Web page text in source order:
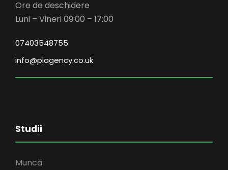
Ore de deschidere
Luni – Vineri 09:00 – 17:00
07403548755
info@plagency.co.uk
Studii
Muncă